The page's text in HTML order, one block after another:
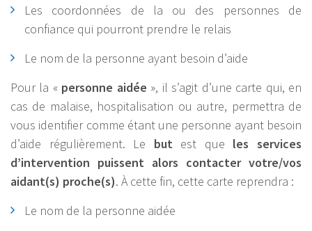
Les coordonnées de la ou des personnes de
confiance qui pourront prendre le relais
Le nom de la personne ayant besoin d’aide
Pour la « personne aidée », il s’agit d’une carte qui, en
cas de malaise, hospitalisation ou autre, permettra de
vous identifier comme étant une personne ayant besoin
d’aide régulièrement. Le butest que les services
d’intervention puissent alors contacter votre/vos
aidant(s) proche(s). À cette fin, cette carte reprendra :
Le nom de la personne aidée